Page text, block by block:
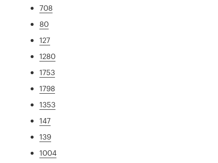
708
80
127
1280
1753
1798
1353
147
139
1004